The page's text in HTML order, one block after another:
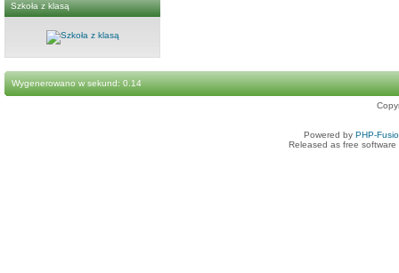
Szkoła z klasą
Wygenerowano w sekund: 0.14
Powered by PHP-
Released as free